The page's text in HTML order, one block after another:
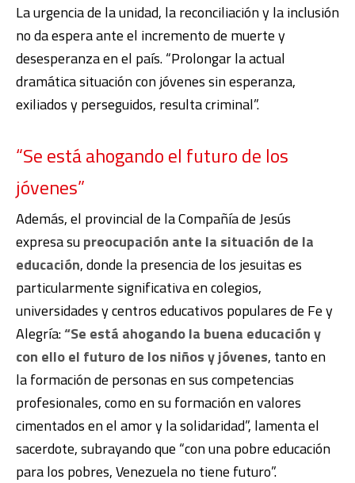
La urgencia de la unidad, la reconciliación y la inclusión
no da espera ante el incremento de muerte y
desesperanza en el país. “Prolongar la actual
dramática situación con jóvenes sin esperanza,
exiliados y perseguidos, resulta criminal”.
“Se está ahogando el futuro de los
jóvenes”
Además, el provincial de la Compañía de Jesús
expresa supreocupación ante la situación de la
educación, donde la presencia de los jesuitas es
particularmente significativa en colegios,
universidades y centros educativos populares de Fe y
Alegría:“Se está ahogando la buena educación y
con ello el futuro de los niños y jóvenes, tanto en
la formación de personas en sus competencias
profesionales, como en su formación en valores
cimentados en el amor y la solidaridad”, lamenta el
sacerdote, subrayando que “con una pobre educación
para los pobres, Venezuela no tiene futuro”.